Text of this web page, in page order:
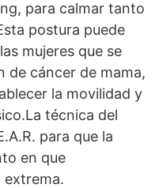
para calmar tanto
postura puede
mujeres que se
de cáncer de mama,
la movilidad y
técnica del
para que la
en que
extrema.